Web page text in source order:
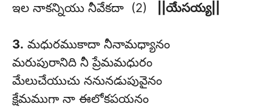
ఇల నాకన్నియు నీవేకదా (2)
||యేసయ్య||
3. మధురముకాదా నీనామధ్యానం
మరుపురానిది నీ ప్రేమమధురం
మేలుచేయుచు ననునడుపువైనం
క్షేమముగా నా ఈలోకపయనం